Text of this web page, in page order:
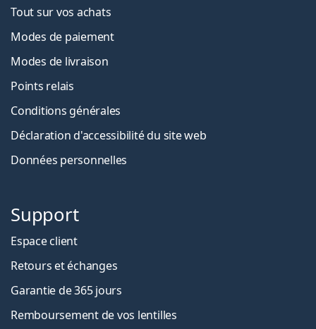
Tout sur vos achats
Modes de paiement
Modes de livraison
Points relais
Conditions générales
Déclaration d'accessibilité du site web
Données personnelles
Support
Espace client
Retours et échanges
Garantie de 365 jours
Remboursement de vos lentilles